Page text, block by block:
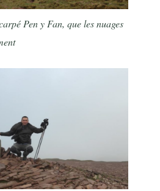
Pen y Fan, que les nuages